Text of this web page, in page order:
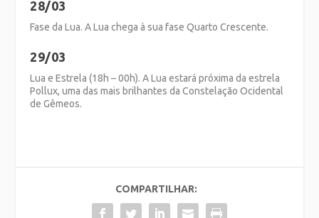
28/03
Fase da Lua. A Lua chega à sua fase Quarto Crescente.
29/03
Lua e Estrela (18h – 00h). A Lua estará próxima da estrela
Pollux, uma das mais brilhantes da Constelação Ocidental
de Gêmeos.
COMPARTILHAR: